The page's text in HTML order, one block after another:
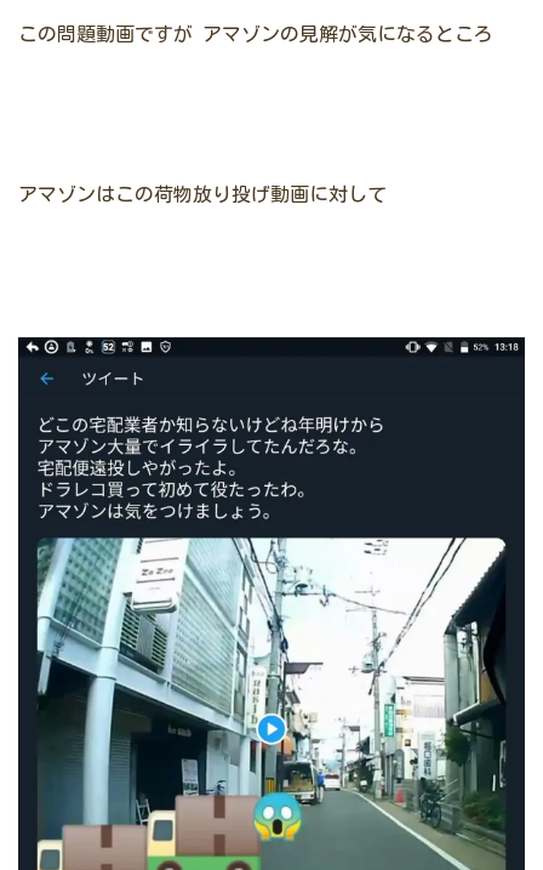
この問題動画ですが アマゾンの見解が気になるところ
アマゾンはこの荷物放り投げ動画に対して